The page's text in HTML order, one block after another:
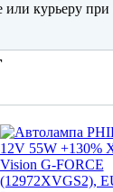
курьеру